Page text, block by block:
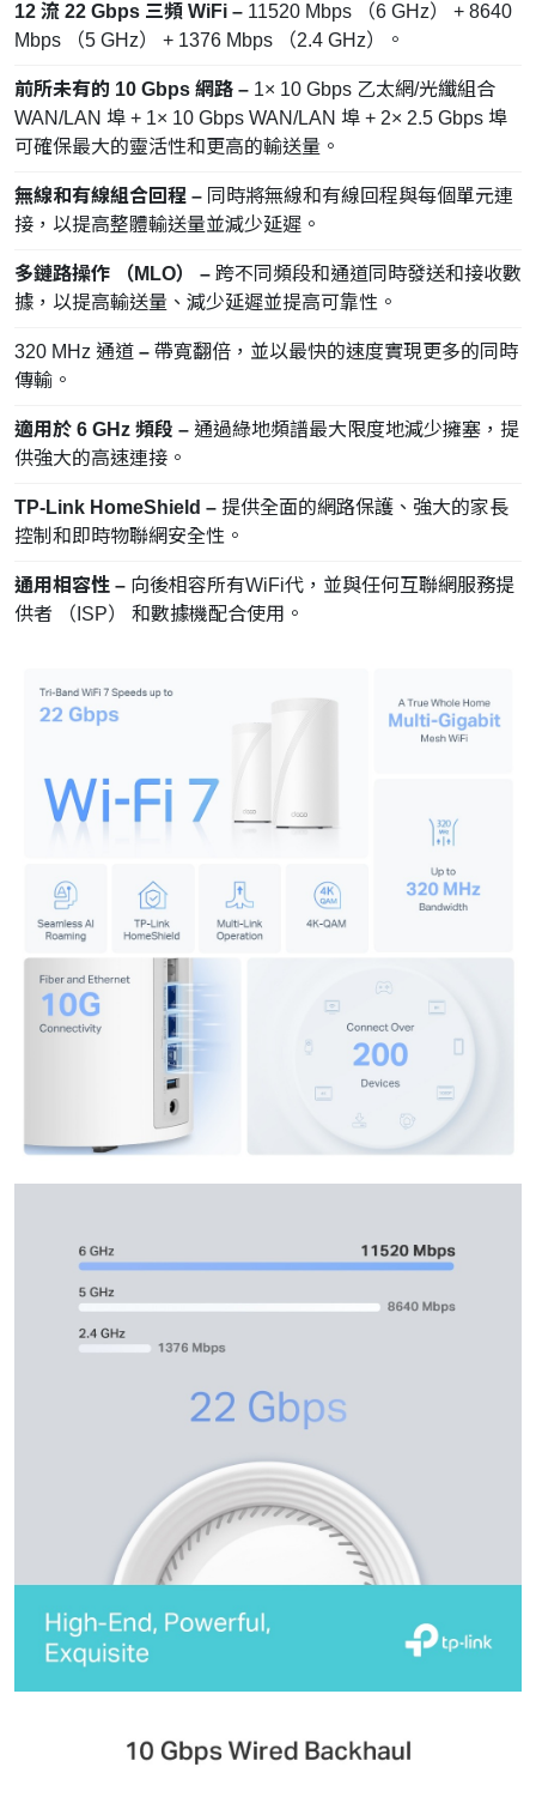
12 流 22 Gbps 三頻 WiFi – 11520 Mbps （6 GHz） + 8640
Mbps （5 GHz） + 1376 Mbps （2.4 GHz）。
前所未有的 10 Gbps 網路 – 1× 10 Gbps 乙太網/光纖組合
WAN/LAN 埠 + 1× 10 Gbps WAN/LAN 埠 + 2× 2.5 Gbps 埠
可確保最大的靈活性和更高的輸送量。
無線和有線組合回程 – 同時將無線和有線回程與每個單元連
接，以提高整體輸送量並減少延遲。
多鏈路操作 （MLO） – 跨不同頻段和通道同時發送和接收數
據，以提高輸送量、減少延遲並提高可靠性。
320 MHz 通道 – 帶寬翻倍，並以最快的速度實現更多的同時
傳輸。
適用於 6 GHz 頻段 – 通過綠地頻譜最大限度地減少擁塞，提
供強大的高速連接。
TP-Link HomeShield – 提供全面的網路保護、強大的家長
控制和即時物聯網安全性。
通用相容性 – 向後相容所有WiFi代，並與任何互聯網服務提
供者 （ISP） 和數據機配合使用。